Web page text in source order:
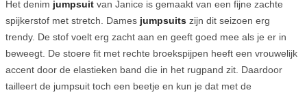
Het denim jumpsuit van Janice is gemaakt van een fijne zachte
spijkerstof met stretch. Dames jumpsuits zijn dit seizoen erg
trendy. De stof voelt erg zacht aan en geeft goed mee als je er in
beweegt. De stoere fit met rechte broekspijpen heeft een vrouwelijk
accent door de elastieken band die in het rugpand zit. Daardoor
tailleert de jumpsuit toch een beetje en kun je dat met de